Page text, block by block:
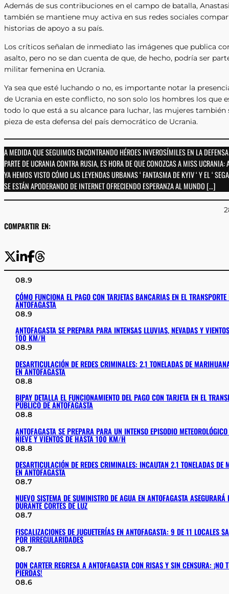
Además de sus contribuciones en el campo de batalla,
también se mantiene muy activa en sus redes sociales
historias de apoyo a su país.
Los críticos señalan de inmediato las imágenes que publica
asalto, pero no se dan cuenta de que, de hecho, podría ser
militar femenina en Ucrania.
Ya sea que esté luchando o no, es importante notar la
de Ucrania en este conflicto, no son solo los hombres los que
todo lo que está a su alcance para luchar, las mujeres también
pieza de esta defensa del país democrático de Ucrania.
A MEDIDA QUE SEGUIMOS ENCONTRANDO HÉROES INVEROSÍMILES EN LA
PARTE DE UCRANIA CONTRA RUSIA, ES HORA DE QUE CONOZCAS A MISS UCRANIA:
YA HEMOS VISTO CÓMO LAS LEYENDAS URBANAS ‘ FANTASMA DE KYIV ‘ Y EL ‘
SE ESTÁN APODERANDO DE INTERNET OFRECIENDO ESPERANZA AL MUNDO […]
COMPARTIR EN:
08.9
CÓMO FUNCIONA EL PAGO CON TARJETAS BANCARIAS EN EL
ANTOFAGASTA
08.9
ANTOFAGASTA SE PREPARA PARA INTENSAS LLUVIAS, NEVADAS Y
100 KM/H
08.9
DESARTICULACIÓN DE REDES CRIMINALES: 2,1 TONELADAS DE
EN ANTOFAGASTA
08.8
BIPAY DETALLA EL FUNCIONAMIENTO DEL PAGO CON TARJETA EN EL
PÚBLICO DE ANTOFAGASTA
08.8
ANTOFAGASTA SE PREPARA PARA UN INTENSO EPISODIO
NIEVE Y VIENTOS DE HASTA 100 KM/H
08.8
DESARTICULACIÓN DE REDES CRIMINALES: INCAUTAN 2,1 TONELADAS DE
EN ANTOFAGASTA
08.7
NUEVO SISTEMA DE SUMINISTRO DE AGUA EN ANTOFAGASTA ASEGURARÁ
DURANTE CORTES DE LUZ
08.7
FISCALIZACIONES DE JUGUETERÍAS EN ANTOFAGASTA: 9 DE 11 LOCALES
POR IRREGULARIDADES
08.7
DON CARTER REGRESA A ANTOFAGASTA CON RISAS Y SIN CENSURA: ¡NO
PIERDAS!
08.6